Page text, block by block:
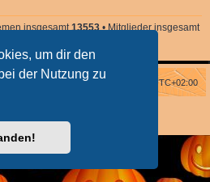
um dir den
der Nutzung zu
insgesamt 13553 • Mitglieder insgesamt
UTC+02:00
durchphpBB.de